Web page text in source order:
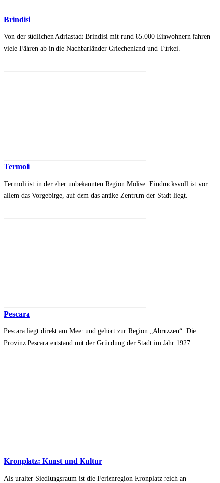
Brindisi
Von der südlichen Adriastadt Brindisi mit rund 85.000 Einwohnern fahren
viele Fähren ab in die Nachbarländer Griechenland und Türkei.
Termoli
Termoli ist in der eher unbekannten Region Molise. Eindrucksvoll ist vor
allem das Vorgebirge, auf dem das antike Zentrum der Stadt liegt.
Pescara
Pescara liegt direkt am Meer und gehört zur Region „Abruzzen“. Die
Provinz Pescara entstand mit der Gründung der Stadt im Jahr 1927.
Kronplatz: Kunst und Kultur
Als uralter Siedlungsraum ist die Ferienregion Kronplatz reich an